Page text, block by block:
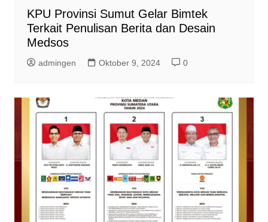
KPU Provinsi Sumut Gelar Bimtek
Terkait Penulisan Berita dan Desain
Medsos
admingen Oktober 9, 2024 0